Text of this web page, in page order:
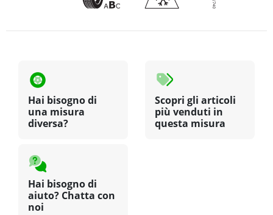
Hai bisogno di
una misura
diversa?
Scopri gli articoli
più venduti in
questa misura
Hai bisogno di
aiuto? Chatta con
noi